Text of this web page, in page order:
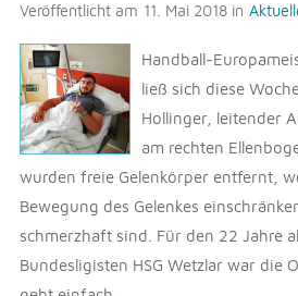
Veröffentlicht am 11. Mai 2018 in
Handball-
ließ sich diese
Hollinger, leitender
am rechten
wurden freie Gelenkörper entfernt,
Bewegung des Gelenkes
schmerzhaft sind. Für den 22 Jahre
Bundesligisten HSG Wetzlar war die